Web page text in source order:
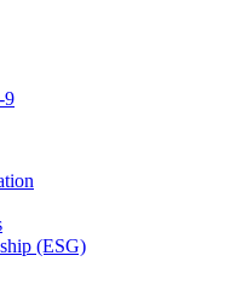
9
(ESG)